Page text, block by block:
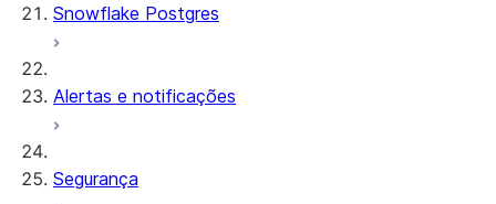
Snowflake Postgres
Alertas e notificações
Segurança